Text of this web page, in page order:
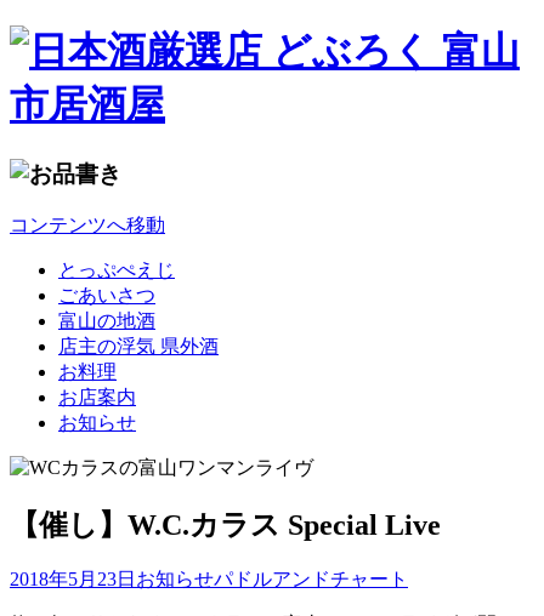
コンテンツへ移動
とっぷぺえじ
ごあいさつ
富山の地酒
店主の浮気 県外酒
お料理
お店案内
お知らせ
【催し】W.C.カラス Special Live
2018年5月23日 お知らせパドルアンドチャート